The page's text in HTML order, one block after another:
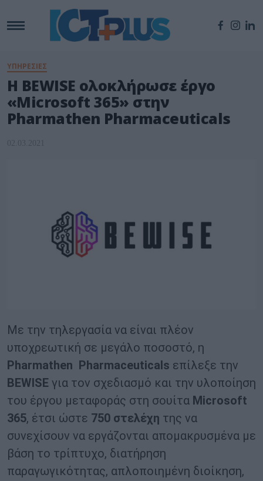
ΥΠΗΡΕΣΙΕΣ
Η BEWISE ολοκλήρωσε έργο
«Microsoft 365» στην
Pharmathen Pharmaceuticals
02.03.2021
Με την τηλεργασία να είναι πλέον
υποχρεωτική σε μεγάλο ποσοστό, η
Pharmathen Pharmaceuticals επίλεξε την
BEWISE για τον σχεδιασμό και την υλοποίηση
του έργου μεταφοράς στη σουίτα Microsoft
365, έτσι ώστε 750 στελέχη της να
συνεχίσουν να εργάζονται απομακρυσμένα με
βάση το τρίπτυχο, διατήρηση
παραγωγικότητας, απλοποιημένη διοίκηση,